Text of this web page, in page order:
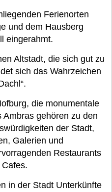
Ferienorten
und dem Hausberg
eingerahmt.
Altstadt, die sich gut zu
sich das Wahrzeichen
die monumentale
gehören zu den
der Stadt,
Galerien und
Restaurants
in der Stadt Unterkünfte